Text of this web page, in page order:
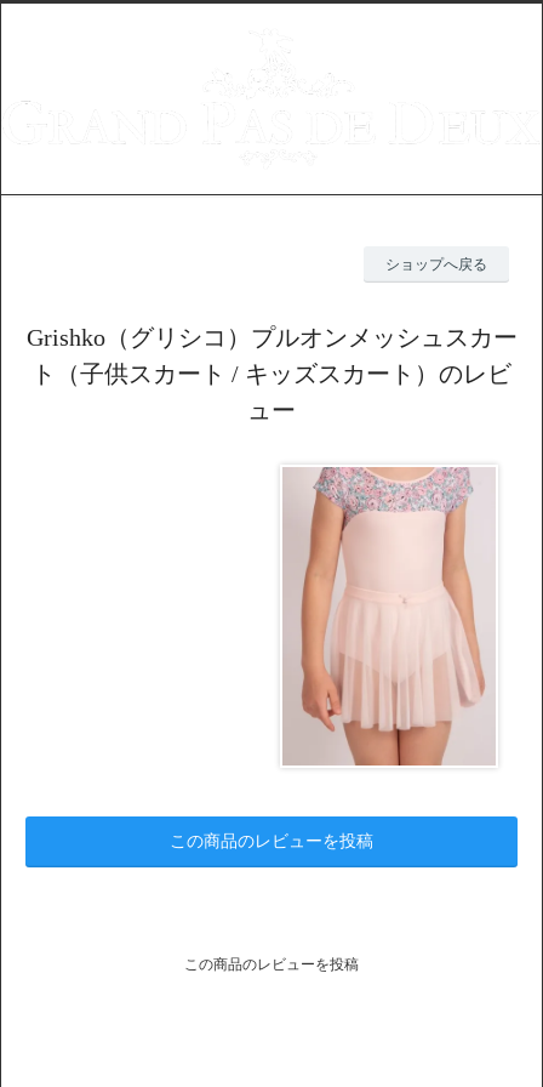
ショップへ戻る
Grishko（グリシコ）プルオンメッシュスカー
ト（子供スカート / キッズスカート）のレビ
ュー
この商品のレビューを投稿
この商品のレビューを投稿